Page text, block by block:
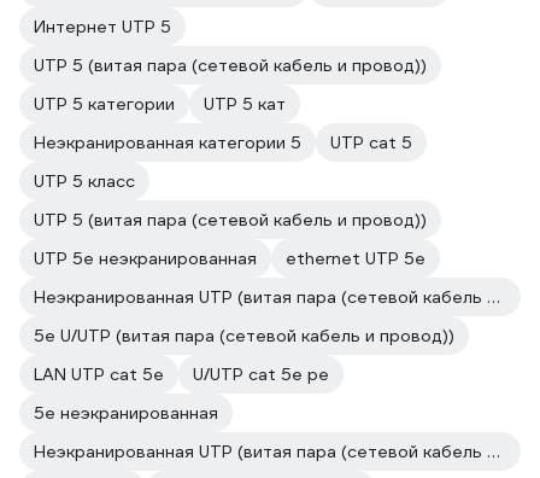
Интернет UTP 5
UTP 5 (витая пара (сетевой кабель и провод))
UTP 5 категории
UTP 5 кат
Неэкранированная категории 5
UTP cat 5
UTP 5 класс
UTP 5 (витая пара (сетевой кабель и провод))
UTP 5e неэкранированная
ethernet UTP 5e
Неэкранированная UTP (витая пара (сетевой кабель и провод))
5е U/UTP (витая пара (сетевой кабель и провод))
LAN UTP cat 5e
U/UTP cat 5e pe
5e неэкранированная
Неэкранированная UTP (витая пара (сетевой кабель и провод))